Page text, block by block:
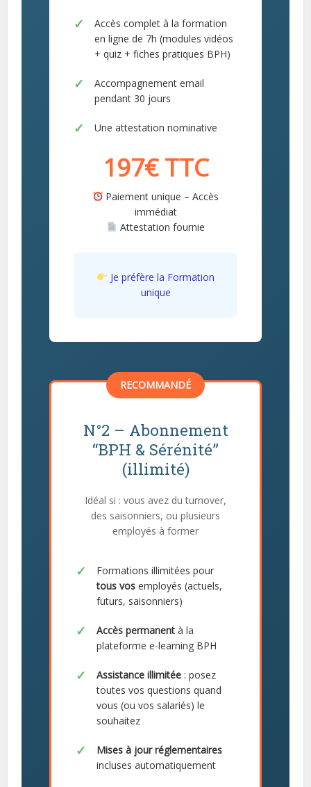
Accès complet à la formation
en ligne de 7h (modules vidéos
+ quiz + fiches pratiques BPH)
Accompagnement email
pendant 30 jours
Une attestation nominative
197€ TTC
Paiement unique – Accès
immédiat
Attestation fournie
Je préfère la Formation
unique
RECOMMANDÉ
N°2 – Abonnement
“BPH & Sérénité”
(illimité)
Idéal si : vous avez du turnover,
des saisonniers, ou plusieurs
employés à former
Formations illimitées pour
tous vos employés (actuels,
futurs, saisonniers)
Accès permanent à la
plateforme e-learning BPH
Assistance illimitée : posez
toutes vos questions quand
vous (ou vos salariés) le
souhaitez
Mises à jour réglementaires
incluses automatiquement